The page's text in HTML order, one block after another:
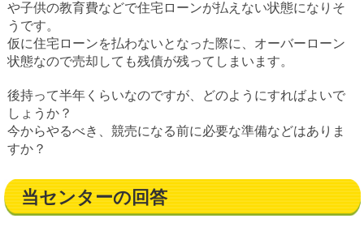
や子供の教育費などで住宅ローンが払えない状態になりそ
うです。
仮に住宅ローンを払わないとなった際に、オーバーローン
状態なので売却しても残債が残ってしまいます。
後持って半年くらいなのですが、どのようにすればよいで
しょうか？
今からやるべき、競売になる前に必要な準備などはありま
すか？
当センターの回答